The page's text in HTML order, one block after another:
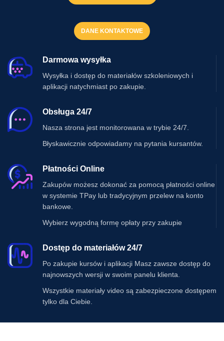
DANE KONTAKTOWE
Darmowa wysyłka
Wysyłka i dostęp do materiałów szkoleniowych i
aplikacji natychmiast po zakupie.
Obsługa 24/7
Nasza strona jest monitorowana w trybie 24/7.
Błyskawicznie odpowiadamy na pytania kursantów.
Płatności Online
Zakupów możesz dokonać za pomocą płatności online
w systemie TPay lub tradycyjnym przelew na konto
bankowe.
Wybierz wygodną formę opłaty przy zakupie
Dostęp do materiałów 24/7
Po zakupie kursów i aplikacji Masz zawsze dostęp do
najnowszych wersji w swoim panelu klienta.
Wszystkie materiały video są zabezpieczone dostępem
tylko dla Ciebie.